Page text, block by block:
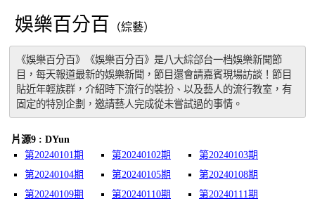
娛樂百分百 （綜藝）
《娛樂百分百》《娛樂百分百》是八大綜郃台一档娛樂新聞節
目，每天報道最新的娛樂新聞，節目還會請嘉賓現場訪談！節目
貼近年輕族群，介紹時下流行的裝扮、以及藝人的流行教室，有
固定的特別企劃，邀請藝人完成從未嘗試過的事情。
片源9 : DYun
第20240101期
第20240102期
第20240103期
第20240104期
第20240105期
第20240108期
第20240109期
第20240110期
第20240111期